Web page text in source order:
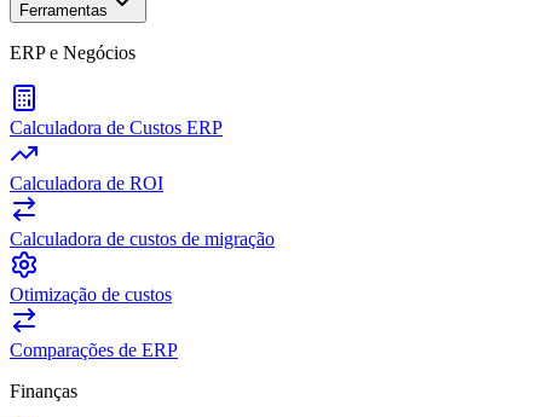
Ferramentas
ERP e Negócios
Calculadora de Custos ERP
Calculadora de ROI
Calculadora de custos de migração
Otimização de custos
Comparações de ERP
Finanças